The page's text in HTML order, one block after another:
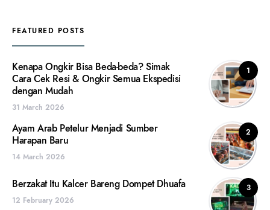
FEATURED POSTS
1
Kenapa Ongkir Bisa Beda-beda? Simak
Cara Cek Resi & Ongkir Semua Ekspedisi
dengan Mudah
31 March 2026
2
Ayam Arab Petelur Menjadi Sumber
Harapan Baru
14 March 2026
3
Berzakat Itu Kalcer Bareng Dompet Dhuafa
12 February 2026